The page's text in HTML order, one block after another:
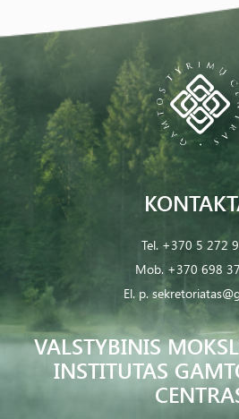
VALSTYBINIS
INSTITUTAS
Tel. +370 5 272
Mob. +370 698
El. p.